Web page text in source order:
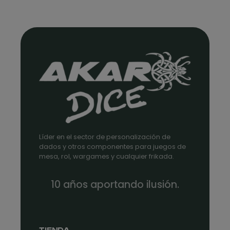
Líder en el sector de personalización de
dados y otros componentes para juegos de
mesa, rol, wargames y cualquier frikada.
10 años aportando ilusión.